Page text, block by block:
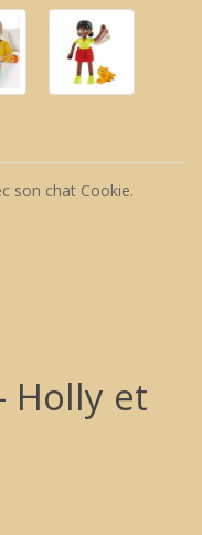
son chat Cookie.
Holly et